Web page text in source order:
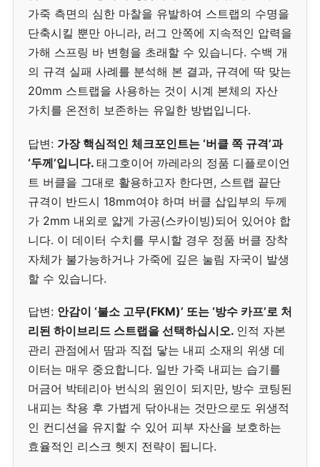
가죽 측면의 심한 마찰을 유발하여 스트랩의 수명을
단축시킬 뿐만 아니라, 러그 안쪽에 지속적인 압력을
가해 스프링 바 변형을 초래할 수 있습니다. 수백 개
의 규격 실패 사례를 분석해 본 결과, 규격에 딱 맞는
20mm 스트랩을 사용하는 것이 시계 본체의 자산
가치를 온전히 보존하는 유일한 방법입니다.
답변: 가장 핵심적인 체크포인트는 ‘버클 쪽 규격’과
‘두께’입니다. 태그호이어 까레라의 정품 디플로이언
트 버클을 그대로 활용하고자 한다면, 스트랩 끝단
규격이 반드시 18mm여야 하며 버클 삽입부의 두께
가 2mm 내외로 얇게 가공(스카이빙)되어 있어야 합
니다. 이 데이터 수치를 무시할 경우 정품 버클 장착
자체가 불가능하거나 가죽에 깊은 눌림 자국이 발생
할 수 있습니다.
답변: 안감이 ‘불소 고무(FKM)’ 또는 ‘방수 카프’로 처
리된 하이브리드 스트랩을 선택하십시오. 인적 자본
관리 관점에서 땀과 직접 닿는 내피 소재의 위생 데
이터는 매우 중요합니다. 일반 가죽 내피는 습기를
머금어 박테리아 번식의 원인이 되지만, 방수 코팅된
내피는 착용 후 가볍게 닦아내는 것만으로도 위생적
인 컨디션을 유지할 수 있어 피부 자산을 보호하는
효율적인 리스크 헷지 전략이 됩니다.